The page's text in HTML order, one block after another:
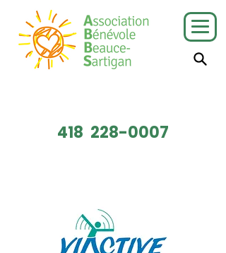
418 228-0007